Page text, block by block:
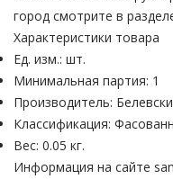
город смотрите в
Характеристики товара
Ед. изм.: шт.
Минимальная партия: 1
Производитель:
Классификация:
Вес: 0.05 кг.
Информация на сайте